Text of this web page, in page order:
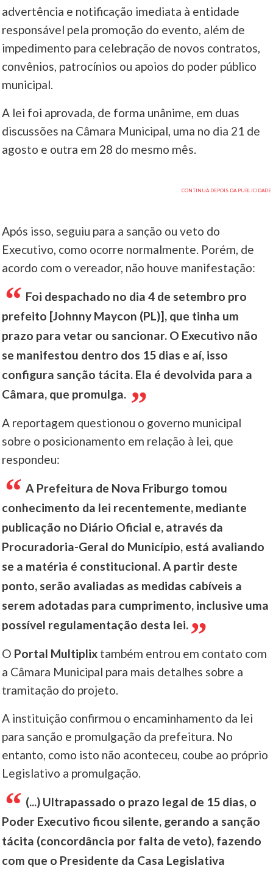
advertência e notificação imediata à entidade
responsável pela promoção do evento, além de
impedimento para celebração de novos contratos,
convênios, patrocínios ou apoios do poder público
municipal.
A lei foi aprovada, de forma unânime, em duas
discussões na Câmara Municipal, uma no dia 21 de
agosto e outra em 28 do mesmo mês.
Após isso, seguiu para a sanção ou veto do
Executivo, como ocorre normalmente. Porém, de
acordo com o vereador, não houve manifestação:
Foi despachado no dia 4 de setembro pro
prefeito [Johnny Maycon (PL)], que tinha um
prazo para vetar ou sancionar. O Executivo não
se manifestou dentro dos 15 dias e aí, isso
configura sanção tácita. Ela é devolvida para a
Câmara, que promulga.
A reportagem questionou o governo municipal
sobre o posicionamento em relação à lei, que
respondeu:
A Prefeitura de Nova Friburgo tomou
conhecimento da lei recentemente, mediante
publicação no Diário Oficial e, através da
Procuradoria-Geral do Município, está avaliando
se a matéria é constitucional. A partir deste
ponto, serão avaliadas as medidas cabíveis a
serem adotadas para cumprimento, inclusive uma
possível regulamentação desta lei.
O Portal Multiplix também entrou em contato com
a Câmara Municipal para mais detalhes sobre a
tramitação do projeto.
A instituição confirmou o encaminhamento da lei
para sanção e promulgação da prefeitura. No
entanto, como isto não aconteceu, coube ao próprio
Legislativo a promulgação.
(...) Ultrapassado o prazo legal de 15 dias, o
Poder Executivo ficou silente, gerando a sanção
tácita (concordância por falta de veto), fazendo
com que o Presidente da Casa Legislativa